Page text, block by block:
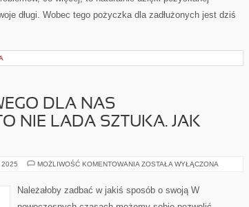
długi. Wobec tego pożyczka dla zadłużonych jest dziś
DLA NAS
NIE LADA SZTUKA. JAK
2025 MOŻLIWOŚĆ KOMENTOWANIA WYBÓR
NAS
UBEZPIECZENIA
ZOSTAŁA WYŁĄCZONA
Należałoby zadbać w jakiś sposób o swoją W